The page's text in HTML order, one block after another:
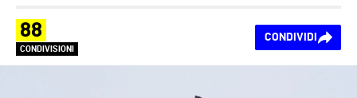
88
CONDIVISIONI
CONDIVIDI